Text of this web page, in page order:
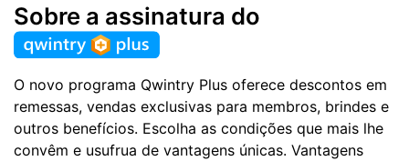
Sobre a assinatura do
O novo programa Qwintry Plus oferece descontos em
remessas, vendas exclusivas para membros, brindes e
outros benefícios. Escolha as condições que mais lhe
convêm e usufrua de vantagens únicas. Vantagens